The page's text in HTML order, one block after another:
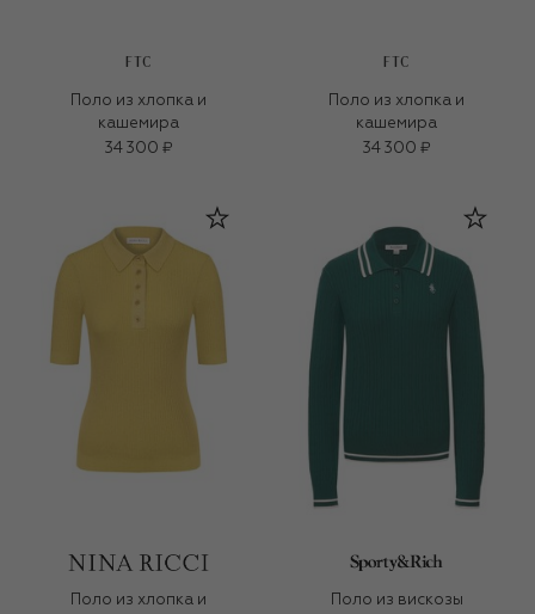
FTC
Поло из хлопка и
кашемира
34 300 ₽
FTC
Поло из хлопка и
кашемира
34 300 ₽
Поло из хлопка и
Поло из вискозы